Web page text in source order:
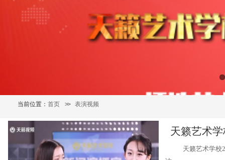
当前位置： 首页 >> 表演视频
天籁艺术
天籁艺术学校